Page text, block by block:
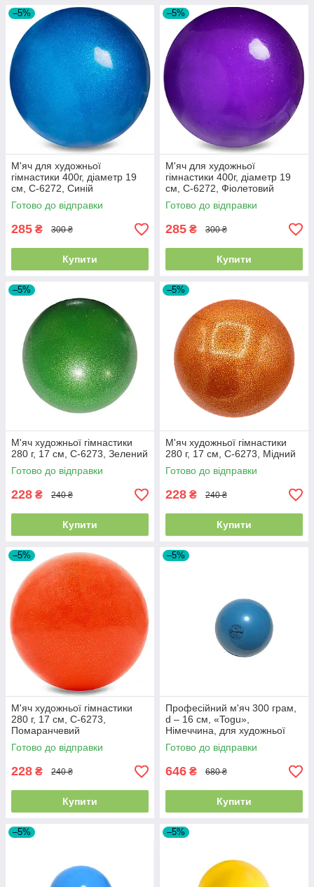
–5%
М'яч для художньої
гімнастики 400г, діаметр 19
см, C-6272, Синій
Готово до відправки
285 ₴ 300 ₴
Купити
–5%
М'яч для художньої
гімнастики 400г, діаметр 19
см, C-6272, Фіолетовий
Готово до відправки
285 ₴ 300 ₴
Купити
–5%
М'яч художньої гімнастики
280 г, 17 см, C-6273, Зелений
Готово до відправки
228 ₴ 240 ₴
Купити
–5%
М'яч художньої гімнастики
280 г, 17 см, C-6273, Мідний
Готово до відправки
228 ₴ 240 ₴
Купити
–5%
М'яч художньої гімнастики
280 г, 17 см, C-6273,
Помаранчевий
Готово до відправки
228 ₴ 240 ₴
Купити
–5%
Професійний м'яч 300 грам,
d – 16 см, «Togu»,
Німеччина, для художньої
гімнастики, Бірюзовий
Готово до відправки
646 ₴ 680 ₴
Купити
–5% –5%